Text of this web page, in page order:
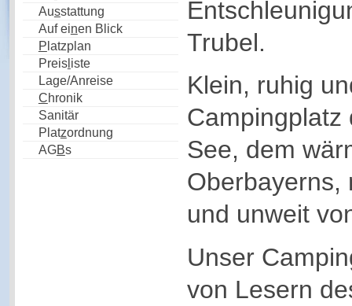
Ausstattung
Auf einen Blick
P latzplan
Preisl iste
Lage/Anreise
Chronik
Sanitär
Platzordnung
AGBs
Trubel.
Klein, ruhig
Campingplatz
See, dem
Oberbayerns,
und unweit
Unser
von Lesern